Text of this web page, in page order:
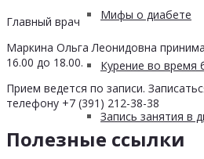
Мифы о диабете
Курение во время
Запись занятия в
Главный врач
Маркина Ольга Леонидовна
16.00 до 18.00.
Прием ведется по записи.
телефону +7 (391) 212-38-38
Полезные ссылки